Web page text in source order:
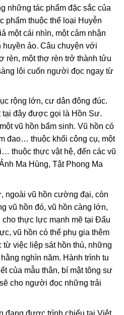
những tác phẩm đặc sắc của
phẩm thuộc thể loại Huyễn
một cái nhìn, một cảm nhận
ảo. Câu chuyện với
rèn, một thợ rèn trở thành tửu
lôi cuốn người đọc ngay từ
rộng lớn, cư dân đông đúc.
đây được gọi là Hồn Sư.
vũ hồn bẩm sinh. Vũ hồn có
đao… thuộc khối công cụ, một
thuộc thực vật hệ, đến các vũ
Ma Hùng, Tật Phong Ma
ngoài vũ hồn cường đại, còn
vũ hồn đó, vũ hồn càng lớn,
thực lực mạnh mẽ tại Đấu
vũ hồn có thể phụ gia thêm
việc liệp sát hồn thú, những
nghìn năm. Hành trình tu
của mẫu thân, bí mật tông sư
cho người đọc những trải
đang được trình chiếu tại Việt